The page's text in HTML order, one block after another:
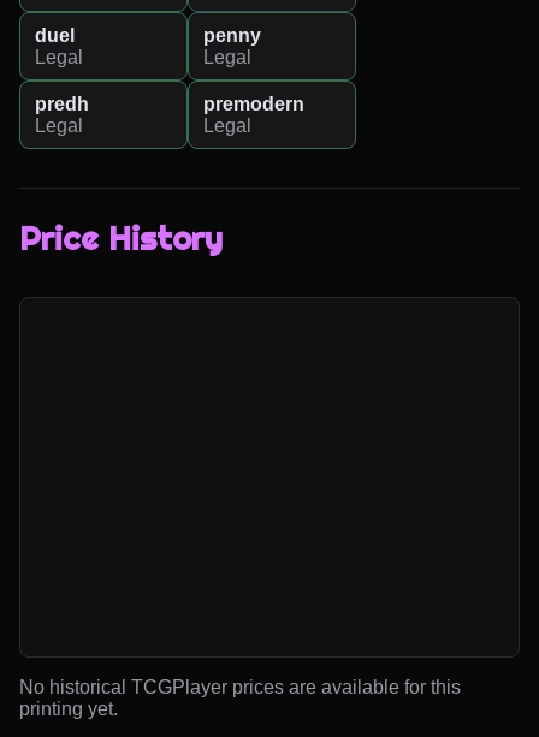
duel
Legal
penny
Legal
predh
Legal
premodern
Legal
Price History
No historical TCGPlayer prices are available for this
printing yet.